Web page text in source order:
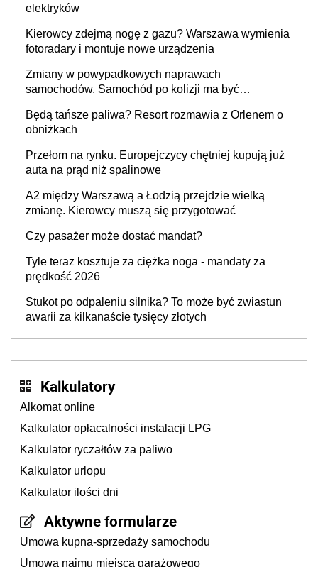
elektryków
Kierowcy zdejmą nogę z gazu? Warszawa wymienia
fotoradary i montuje nowe urządzenia
Zmiany w powypadkowych naprawach
samochodów. Samochód po kolizji ma być
producenta
Będą tańsze paliwa? Resort rozmawia z Orlenem o
obniżkach
Przełom na rynku. Europejczycy chętniej kupują już
auta na prąd niż spalinowe
A2 między Warszawą a Łodzią przejdzie wielką
zmianę. Kierowcy muszą się przygotować
Czy pasażer może dostać mandat?
Tyle teraz kosztuje za ciężka noga - mandaty za
prędkość 2026
Stukot po odpaleniu silnika? To może być zwiastun
awarii za kilkanaście tysięcy złotych
Kalkulatory
Alkomat online
Kalkulator opłacalności instalacji LPG
Kalkulator ryczałtów za paliwo
Kalkulator urlopu
Kalkulator ilości dni
Aktywne formularze
Umowa kupna-sprzedaży samochodu
Umowa najmu miejsca garażowego